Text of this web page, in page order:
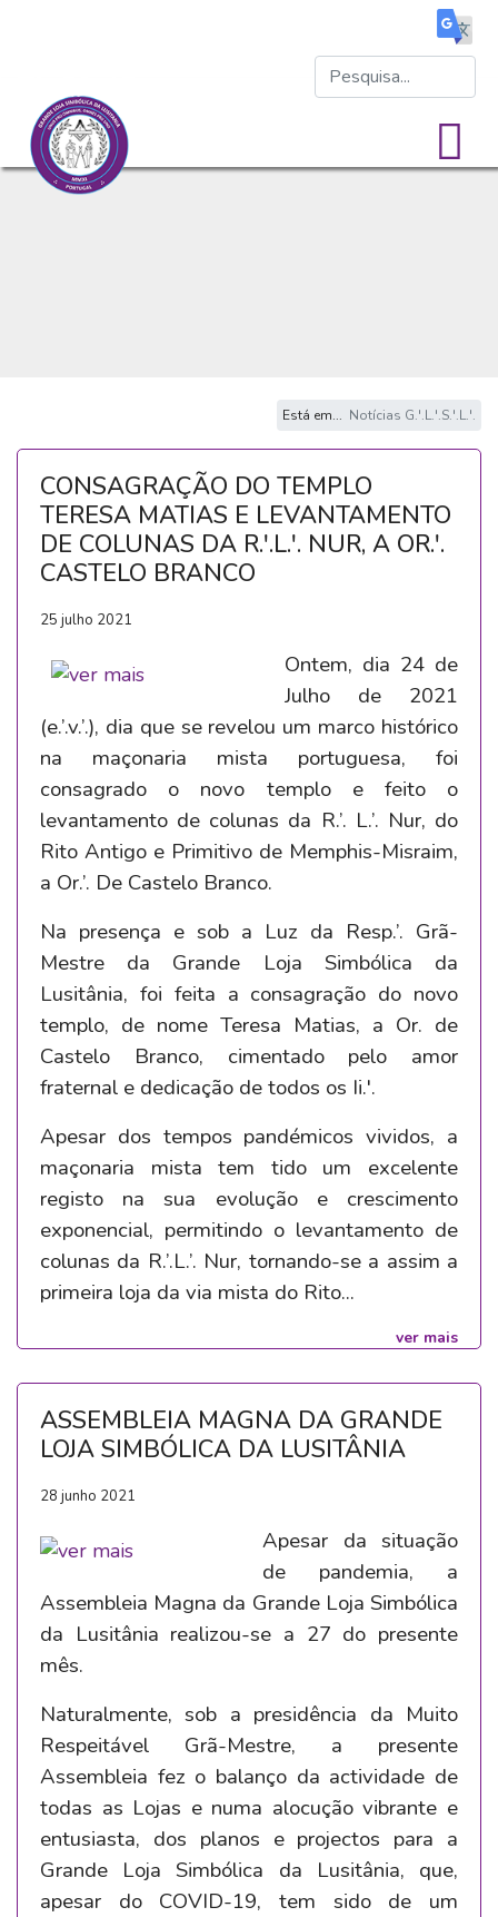
Está em... Notícias G.'.L.'.S.'.L.'.
CONSAGRAÇÃO DO TEMPLO
TERESA MATIAS E LEVANTAMENTO
DE COLUNAS DA R.'.L.'. NUR, A OR.'.
CASTELO BRANCO
25 julho 2021
Ontem, dia 24 de
Julho de 2021
(e.’.v.’.), dia que se revelou um marco histórico
na maçonaria mista portuguesa, foi
consagrado o novo templo e feito o
levantamento de colunas da R.’. L.’. Nur, do
Rito Antigo e Primitivo de Memphis-Misraim,
a Or.’. De Castelo Branco.
Na presença e sob a Luz da Resp.’. Grã-
Mestre da Grande Loja Simbólica da
Lusitânia, foi feita a consagração do novo
templo, de nome Teresa Matias, a Or. de
Castelo Branco, cimentado pelo amor
fraternal e dedicação de todos os Ii.'.
Apesar dos tempos pandémicos vividos, a
maçonaria mista tem tido um excelente
registo na sua evolução e crescimento
exponencial, permitindo o levantamento de
colunas da R.’.L.’. Nur, tornando-se a assim a
primeira loja da via mista do Rito...
ver mais
ASSEMBLEIA MAGNA DA GRANDE
LOJA SIMBÓLICA DA LUSITÂNIA
28 junho 2021
Apesar da situação
de pandemia, a
Assembleia Magna da Grande Loja Simbólica
da Lusitânia realizou-se a 27 do presente
mês.
Naturalmente, sob a presidência da Muito
Respeitável Grã-Mestre, a presente
Assembleia fez o balanço da actividade de
todas as Lojas e numa alocução vibrante e
entusiasta, dos planos e projectos para a
Grande Loja Simbólica da Lusitânia, que,
apesar do COVID-19, tem sido de um